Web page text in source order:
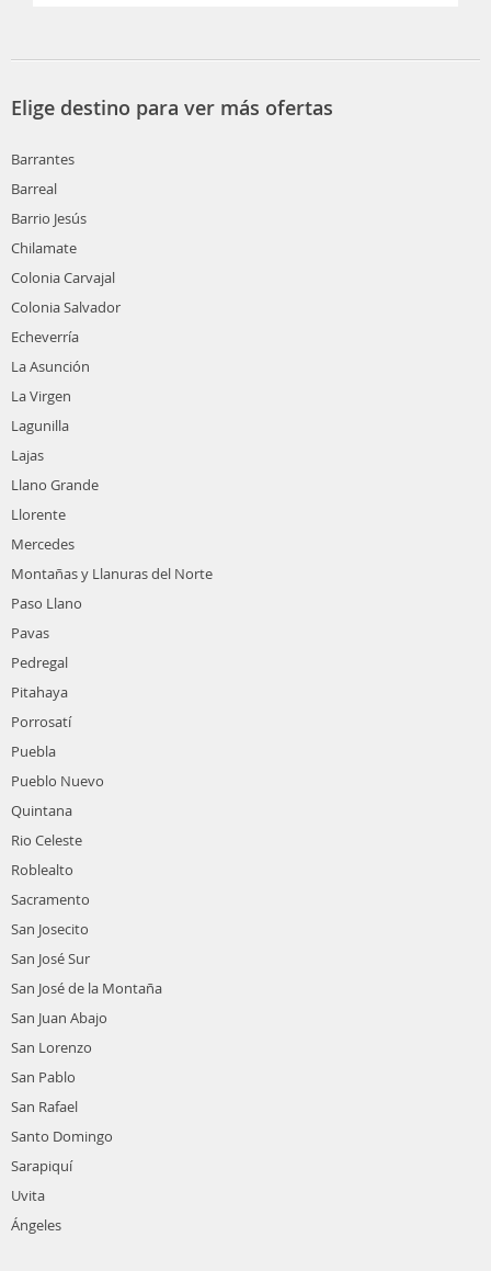
Elige destino para ver más ofertas
Barrantes
Barreal
Barrio Jesús
Chilamate
Colonia Carvajal
Colonia Salvador
Echeverría
La Asunción
La Virgen
Lagunilla
Lajas
Llano Grande
Llorente
Mercedes
Montañas y Llanuras del Norte
Paso Llano
Pavas
Pedregal
Pitahaya
Porrosatí
Puebla
Pueblo Nuevo
Quintana
Rio Celeste
Roblealto
Sacramento
San Josecito
San José Sur
San José de la Montaña
San Juan Abajo
San Lorenzo
San Pablo
San Rafael
Santo Domingo
Sarapiquí
Uvita
Ángeles